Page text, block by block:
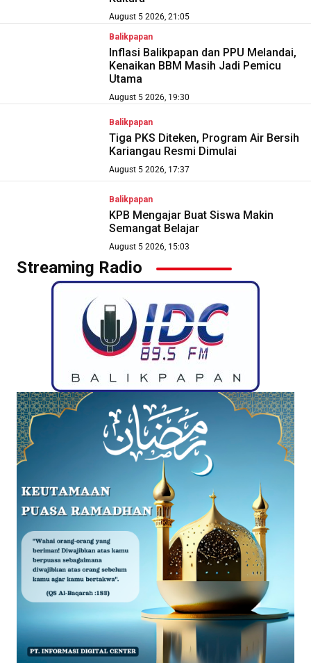
August 5 2026, 21:05
Balikpapan
Inflasi Balikpapan dan PPU Melandai,
Kenaikan BBM Masih Jadi Pemicu
Utama
August 5 2026, 19:30
Balikpapan
Tiga PKS Diteken, Program Air Bersih
Kariangau Resmi Dimulai
August 5 2026, 17:37
Balikpapan
KPB Mengajar Buat Siswa Makin
Semangat Belajar
August 5 2026, 15:03
Streaming Radio